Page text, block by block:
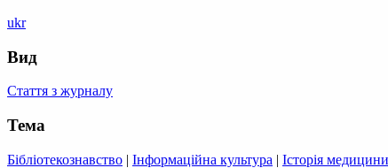
ukr
Вид
Стаття з журналу
Тема
Бібліотекознавство | Інформаційна культура | Історія медицини